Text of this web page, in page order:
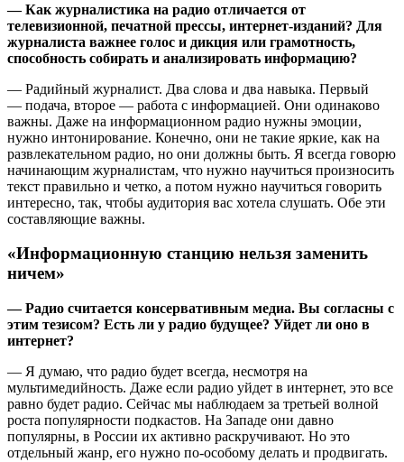
— Как журналистика на радио отличается от
телевизионной, печатной прессы, интернет-изданий? Для
журналиста важнее голос и дикция или грамотность,
способность собирать и анализировать информацию?
— Радийный журналист. Два слова и два навыка. Первый
— подача, второе — работа с информацией. Они одинаково
важны. Даже на информационном радио нужны эмоции,
нужно интонирование. Конечно, они не такие яркие, как на
развлекательном радио, но они должны быть. Я всегда говорю
начинающим журналистам, что нужно научиться произносить
текст правильно и четко, а потом нужно научиться говорить
интересно, так, чтобы аудитория вас хотела слушать. Обе эти
составляющие важны.
«Информационную станцию нельзя заменить
ничем»
— Радио считается консервативным медиа. Вы согласны с
этим тезисом? Есть ли у радио будущее? Уйдет ли оно в
интернет?
— Я думаю, что радио будет всегда, несмотря на
мультимедийность. Даже если радио уйдет в интернет, это все
равно будет радио. Сейчас мы наблюдаем за третьей волной
роста популярности подкастов. На Западе они давно
популярны, в России их активно раскручивают. Но это
отдельный жанр, его нужно по-особому делать и продвигать.